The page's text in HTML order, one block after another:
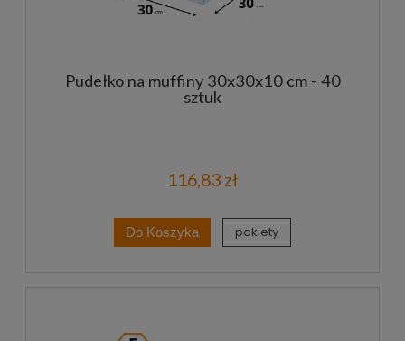
Pudełko na muffiny 30x30x10 cm - 40
sztuk
116,83 zł
Do Koszyka pakiety